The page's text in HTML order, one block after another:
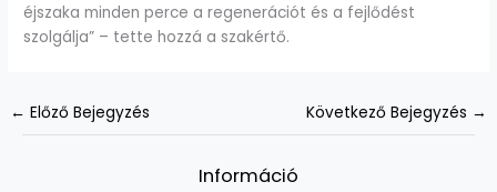
éjszaka minden perce a regenerációt és a fejlődést
szolgálja” – tette hozzá a szakértő.
← Előző Bejegyzés Következő Bejegyzés →
Információ